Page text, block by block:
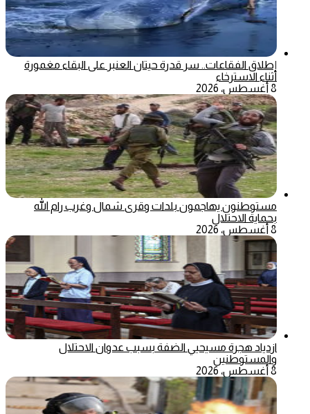
إطلاق الفقاعات.. سر قدرة حيتان العنبر على البقاء مغمورة
أثناء الاسترخاء
8 أغسطس، 2026
مستوطنون يهاجمون بلدات وقرى شمال وغرب رام الله
بحماية الاحتلال
8 أغسطس، 2026
ازدياد هجرة مسيحيي الضفة بسبب عدوان الاحتلال
والمستوطنين
8 أغسطس، 2026